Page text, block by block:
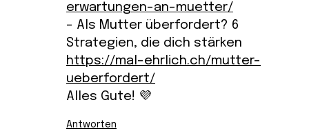
erwartungen-an-muetter/
– Als Mutter überfordert? 6
Strategien, die dich stärken
https://mal-ehrlich.ch/mutter-
ueberfordert/
Alles Gute! 💜
Antworten